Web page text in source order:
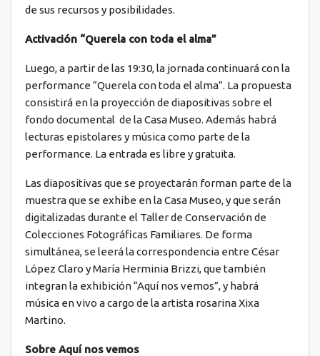
de sus recursos y posibilidades.
Activación “Querela con toda el alma”
Luego, a partir de las 19:30, la jornada continuará con la
performance “Querela con toda el alma”. La propuesta
consistirá en la proyección de diapositivas sobre el
fondo documental de la Casa Museo. Además habrá
lecturas epistolares y música como parte de la
performance. La entrada es libre y gratuita.
Las diapositivas que se proyectarán forman parte de la
muestra que se exhibe en la Casa Museo, y que serán
digitalizadas durante el Taller de Conservación de
Colecciones Fotográficas Familiares. De forma
simultánea, se leerá la correspondencia entre César
López Claro y María Herminia Brizzi, que también
integran la exhibición “Aquí nos vemos”, y habrá
música en vivo a cargo de la artista rosarina Xixa
Martino.
Sobre Aquí nos vemos